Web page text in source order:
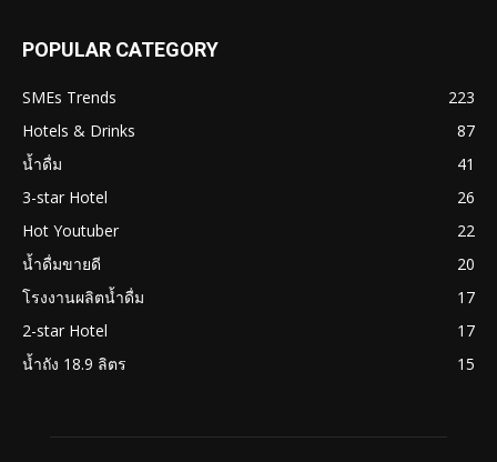
POPULAR CATEGORY
SMEs Trends
223
Hotels & Drinks
87
น้ำดื่ม
41
3-star Hotel
26
Hot Youtuber
22
น้ำดื่มขายดี
20
โรงงานผลิตน้ำดื่ม
17
2-star Hotel
17
น้ำถัง 18.9 ลิตร
15